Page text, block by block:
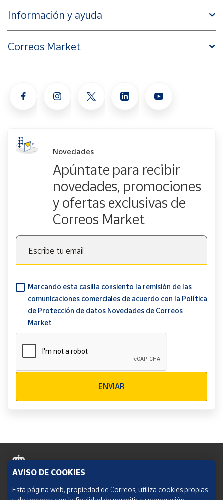
Información y ayuda
Correos Market
Novedades
Apúntate para recibir
novedades, promociones
y ofertas exclusivas de
Correos Market
Escribe tu email
Marcando esta casilla consiento la remisión de las
comunicaciones comerciales de acuerdo con la Política
de Protección de datos Novedades de Correos
Market
ENVIAR
Política de cookies
AVISO DE COOKIES
Esta página web, propiedad de Correos, utiliza cookies propias